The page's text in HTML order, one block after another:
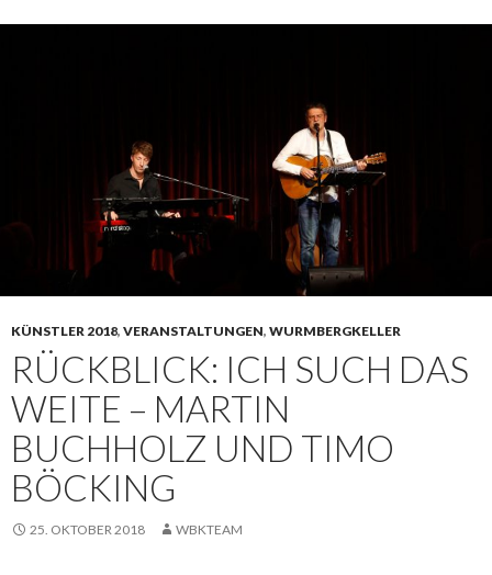
KÜNSTLER 2018, VERANSTALTUNGEN, WURMBERGKELLER
RÜCKBLICK: ICH SUCH DAS
WEITE – MARTIN
BUCHHOLZ UND TIMO
BÖCKING
25. OKTOBER 2018 WBKTEAM